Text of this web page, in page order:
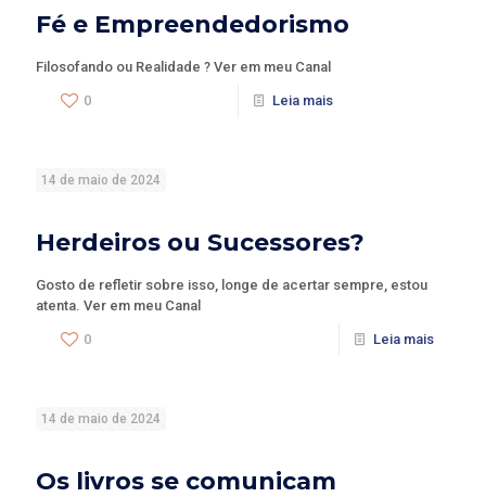
Fé e Empreendedorismo
Filosofando ou Realidade ? Ver em meu Canal
0 Leia mais
14 de maio de 2024
Herdeiros ou Sucessores?
Gosto de refletir sobre isso, longe de acertar sempre, estou
atenta. Ver em meu Canal
0 Leia mais
14 de maio de 2024
Os livros se comunicam